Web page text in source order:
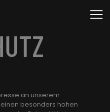
an unserem
besonders hohen